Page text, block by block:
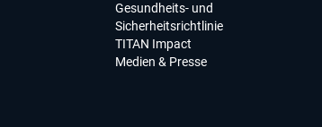
Gesundheits- und
Sicherheitsrichtlinie
TITAN Impact
Medien & Presse